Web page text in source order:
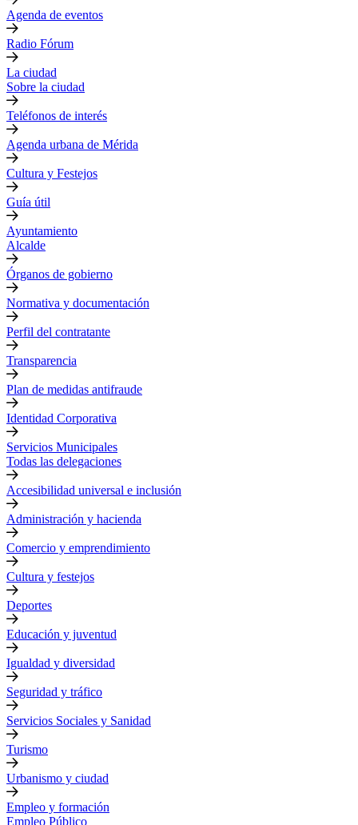
Agenda de eventos
Radio Fórum
La ciudad
Sobre la ciudad
Teléfonos de interés
Agenda urbana de Mérida
Cultura y Festejos
Guía útil
Ayuntamiento
Alcalde
Órganos de gobierno
Normativa y documentación
Perfil del contratante
Transparencia
Plan de medidas antifraude
Identidad Corporativa
Servicios Municipales
Todas las delegaciones
Accesibilidad universal e inclusión
Administración y hacienda
Comercio y emprendimiento
Cultura y festejos
Deportes
Educación y juventud
Igualdad y diversidad
Seguridad y tráfico
Servicios Sociales y Sanidad
Turismo
Urbanismo y ciudad
Empleo y formación
Empleo Público